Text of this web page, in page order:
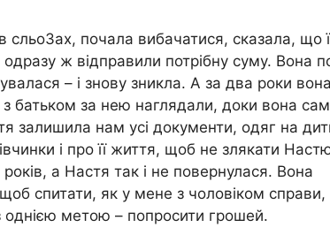
сльо3ах, почала вибачатися, сказала, що
ж відправили потрібну суму. Вона
– і знову зникла. А за два роки вона
батьком за нею наглядали, доки вона
залишила нам усі документи, одяг на
і про її життя, щоб не злякати
а Настя так і не повернулася. Вона
спитати, як у мене з чоловіком справи,
метою – попросити грошей.